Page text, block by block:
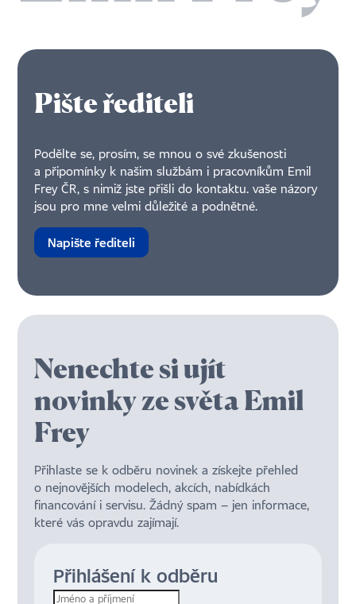
Pište řediteli
Podělte se, prosím, se mnou o své zkušenosti
a připomínky k našim službám i pracovníkům Emil
Frey ČR, s nimiž jste přišli do kontaktu. vaše názory
jsou pro mne velmi důležité a podnětné.
Napište řediteli
Nenechte si ujít
novinky ze světa Emil
Frey
Přihlaste se k odběru novinek a získejte přehled
o nejnovějších modelech, akcích, nabídkách
financování i servisu. Žádný spam – jen informace,
které vás opravdu zajímají.
Přihlášení k odběru